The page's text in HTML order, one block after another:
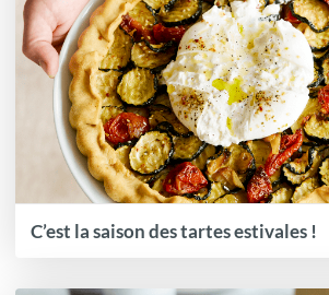
C’est la saison des tartes estivales !